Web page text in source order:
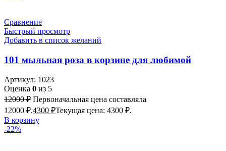
Сравнение
Быстрый просмотр
Добавить в список желаний
101 мыльная роза в корзине для любимой
Артикул: 1023
Оценка 0 из 5
12000₽ Первоначальная цена составляла
12000 ₽.4300 ₽Текущая цена: 4300 ₽.
В корзину
-22%